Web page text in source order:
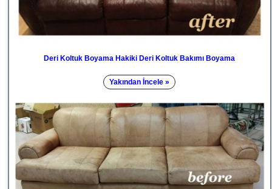
Deri Koltuk Boyama Hakiki Deri Koltuk Bakımı Boyama
Yakından İncele »